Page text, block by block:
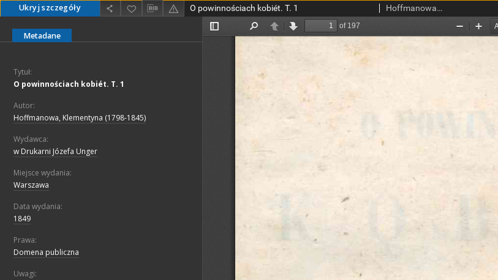
Ukryj szczegóły O powinnościach kobiét. T. 1 Hoffmanowa, Klementyna (1798-1845)
Metadane
Tytuł:
O powinnościach kobiét. T. 1
Autor:
Hoffmanowa, Klementyna (1798-1845)
Wydawca:
w Drukarni Józefa Unger
Miejsce wydania:
Warszawa
Data wydania:
1849
Prawa:
Domena publiczna
Uwagi: